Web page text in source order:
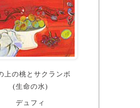
上の桃とサクランボ
(生命の水)
デュフィ